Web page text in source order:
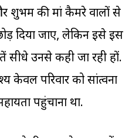
शुभम की मां कैमरे वालों से
दिया जाए, लेकिन इसे इस
सीधे उनसे कही जा रही हों.
केवल परिवार को सांत्वना
पहुंचाना था.